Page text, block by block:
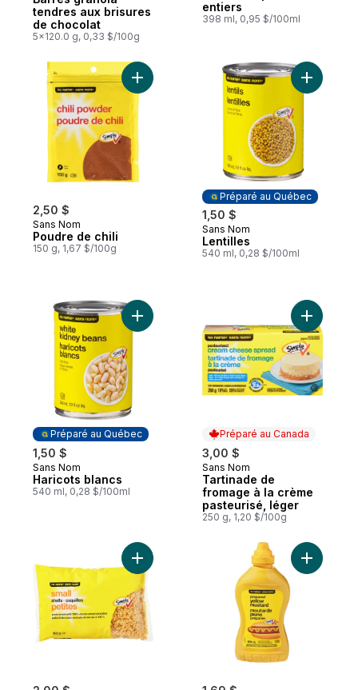
tendres aux brisures
de chocolat
5x120.0 g, 0,33 $/100g
entiers
398 ml, 0,95 $/100ml
2,50 $
Sans Nom
Poudre de chili
150 g, 1,67 $/100g
Ajouter Poudre de chili au panier
Préparé au Québec
1,50 $
Préparé au Québec
Sans Nom
Lentilles
540 ml, 0,28 $/100ml
Ajouter
Préparé au Québec
1,50 $
Préparé au Québec
Sans Nom
Haricots blancs
540 ml, 0,28 $/100ml
Ajouter Haricots blancs au panier
Préparé au Canada
3,00 $
Préparé au Canada
Sans Nom
Tartinade de
fromage à la crème
pasteurisé, léger
250 g, 1,20 $/100g
Ajouter
Ajouter Petites coquilles au panierAjouter